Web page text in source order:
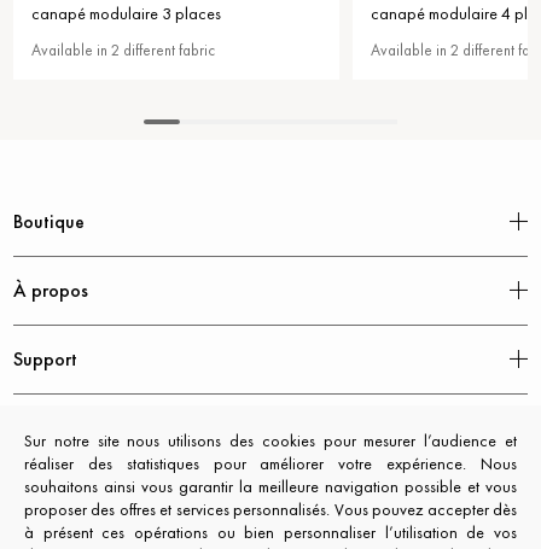
canapé modulaire 3 places
Available in 2 different fabric
canapé modulaire 4
Available in 2 different
Boutique
À propos
Support
Sur notre site nous utilisons des cookies pour mesurer l’audience et
réaliser des statistiques pour améliorer votre expérience. Nous
souhaitons ainsi vous garantir la meilleure navigation possible et vous
proposer des offres et services personnalisés. Vous pouvez accepter dès
à présent ces opérations ou bien personnaliser l’utilisation de vos